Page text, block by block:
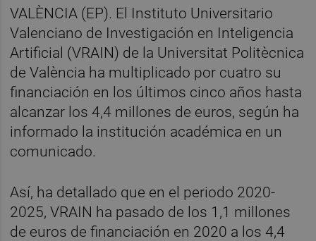
VALÈNCIA (EP). El Instituto Universitario
Valenciano de Investigación en Inteligencia
Artificial (VRAIN) de la Universitat Politècnica
de València ha multiplicado por cuatro su
financiación en los últimos cinco años hasta
alcanzar los 4,4 millones de euros, según ha
informado la institución académica en un
comunicado.
Así, ha detallado que en el periodo 2020-
2025, VRAIN ha pasado de los 1,1 millones
de euros de financiación en 2020 a los 4,4